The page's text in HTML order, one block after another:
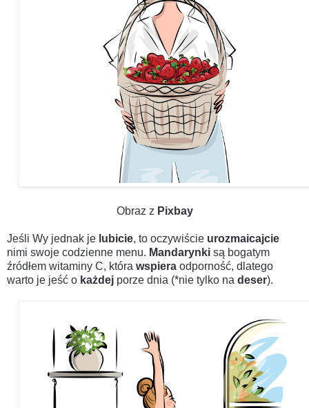
Obraz z Pixbay
Jeśli Wy jednak je lubicie, to oczywiście urozmaicajcie
nimi swoje codzienne menu. Mandarynki są bogatym
źródłem witaminy C, która wspiera odporność, dlatego
warto je jeść o każdej porze dnia (*nie tylko na deser).